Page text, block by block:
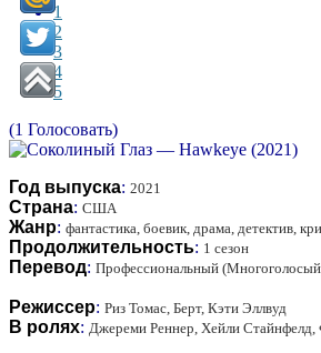
1
2
3
4
5
(1 Голосовать)
Год выпуска: 2021
Страна: США
Жанр: фантастика, боевик, драма, детектив,
Продолжительность: 1 сезон
Перевод: Профессиональный
Режиссер: Риз Томас, Берт, Кэти Эллвуд
В ролях: Джереми Реннер, Хейли